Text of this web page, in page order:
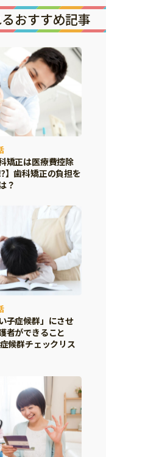
おすすめ記事
矯正は医療費控除
】歯科矯正の負担を
？
子症候群」にさせ
者ができること
候群チェックリス